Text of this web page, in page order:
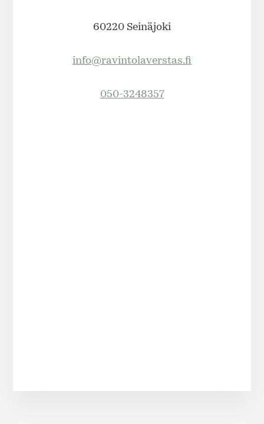
60220 Seinäjoki
info@ravintolaverstas.fi
050-3248357